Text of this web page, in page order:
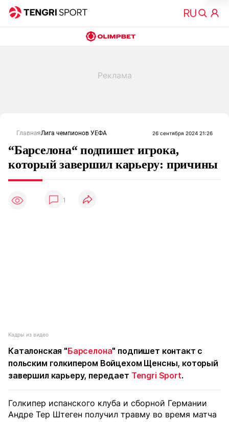
ГлавнаяЛига чемпионов УЕФА 26 сентября 2024 21:26
“Барселона“ подпишет игрока,
который завершил карьеру: причины
1
Кадры из видео
Каталонская "Барселона" подпишет контакт с
польским голкипером Войцехом Щенсны, который
завершил карьеру, передает Tengri Sport.
Голкипер испанского клуба и сборной Германии
Андре Тер Штеген получил травму во время матча